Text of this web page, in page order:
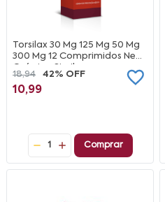
Torsilax 30 Mg 125 Mg 50 Mg
300 Mg 12 Comprimidos Neo
Química Similar
18,94 42% OFF
10,99
1 Comprar